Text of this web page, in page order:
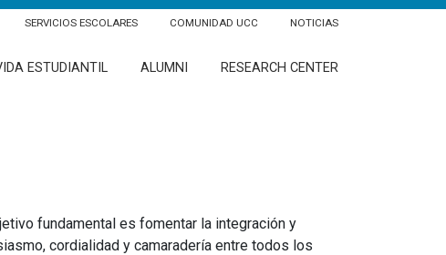
SERVICIOS ESCOLARES COMUNIDAD UCC NOTICIAS
ESTUDIANTIL ALUMNI RESEARCH CENTER
fundamental es fomentar la integración y
cordialidad y camaradería entre todos los